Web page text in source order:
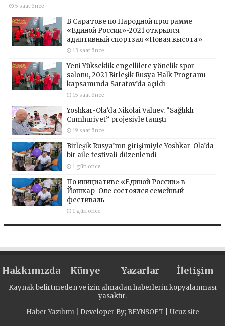
5 saat önce
В Саратове по Народной программе
«Единой России»-2021 открылся
адаптивный спортзал «Новая высота»
13 saat önce
Yeni Yükseklik engellilere yönelik spor
salonu, 2021 Birleşik Rusya Halk Programı
kapsamında Saratov’da açıldı
15 saat önce
Yoshkar-Ola’da Nikolai Valuev, “Sağlıklı
Cumhuriyet” projesiyle tanıştı
19 saat önce
Birleşik Rusya’nın girişimiyle Yoshkar-Ola’da
bir aile festivali düzenlendi
1 gün önce
По инициативе «Единой России» в
Йошкар-Оле состоялся семейный
фестиваль
1 gün önce
Hakkımızda Künye Yazarlar İletişim
Kaynak belirtmeden ve izin almadan haberlerin kopyalanması
yasaktır.
Haber Yazılımı| Developer By; BEYNSOFT Ucuz site